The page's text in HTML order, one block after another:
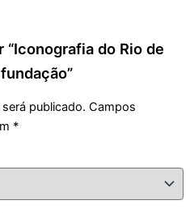
“Iconografia do Rio de
publicado. Campos
*